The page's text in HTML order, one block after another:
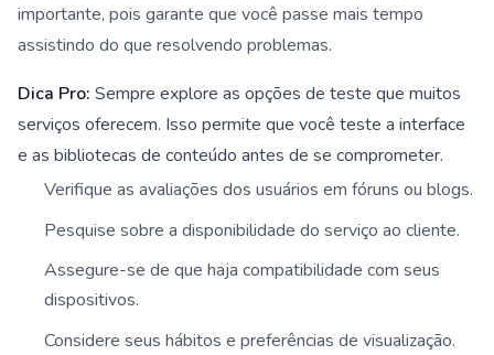
importante, pois garante que você passe mais tempo
assistindo do que resolvendo problemas.
Dica Pro: Sempre explore as opções de teste que muitos
serviços oferecem. Isso permite que você teste a interface
e as bibliotecas de conteúdo antes de se comprometer.
Verifique as avaliações dos usuários em fóruns ou blogs.
Pesquise sobre a disponibilidade do serviço ao cliente.
Assegure-se de que haja compatibilidade com seus
dispositivos.
Considere seus hábitos e preferências de visualização.